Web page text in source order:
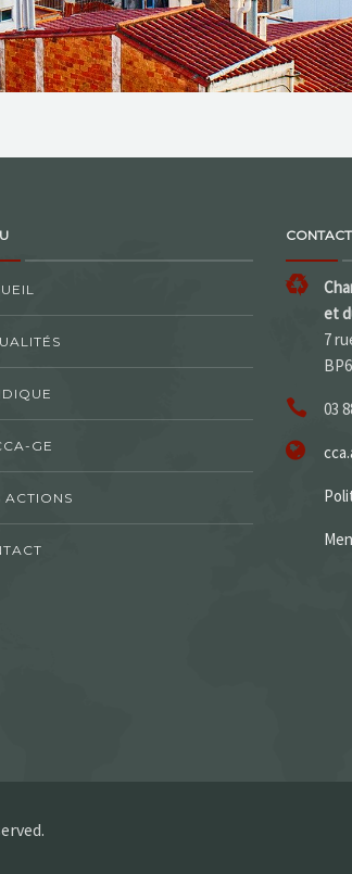
GE
ACTIONS
CONTACT
et
7
03